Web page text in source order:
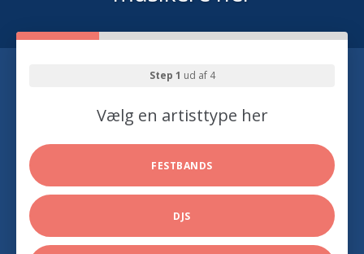
Step 1 ud af 4
Vælg en artisttype her
FESTBANDS
DJS